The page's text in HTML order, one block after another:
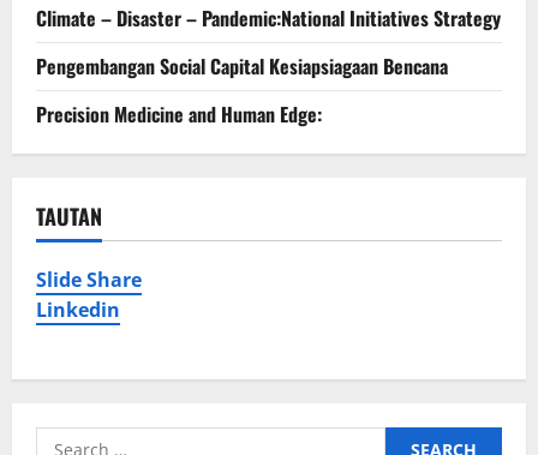
Climate – Disaster – Pandemic:National Initiatives Strategy
Pengembangan Social Capital Kesiapsiagaan Bencana
Precision Medicine and Human Edge:
TAUTAN
Slide Share
Linkedin
Search